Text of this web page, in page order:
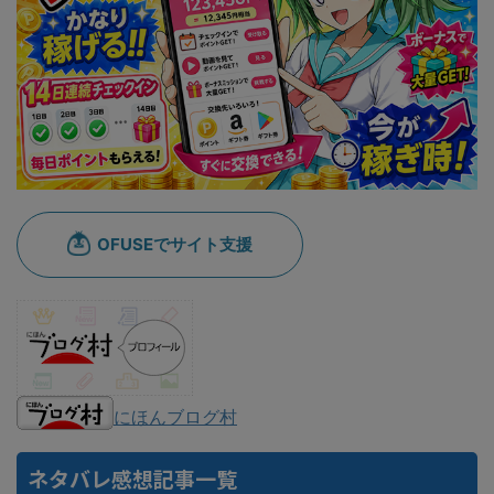
にほんブログ村
ネタバレ感想記事一覧